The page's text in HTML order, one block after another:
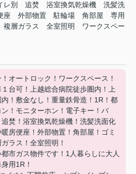
レ別 追焚 浴室換気乾燥機
洗髪洗
座 外部物置 駐輪場 角部屋
専用
複層ガラス 全室照明
ワークスペー
オートロック！ワークスペース！
台可！上越総合病院徒歩圏内！上
！敷金なし！重量鉄骨造！1R！都
！モニターホン！電子キー！バ
焚！浴室換気乾燥機！洗髪洗面化
房便座！外部物置！角部屋！ゴミ
ラス！全室照明！
市ガス物件です！1人暮らしに大人
用1R！